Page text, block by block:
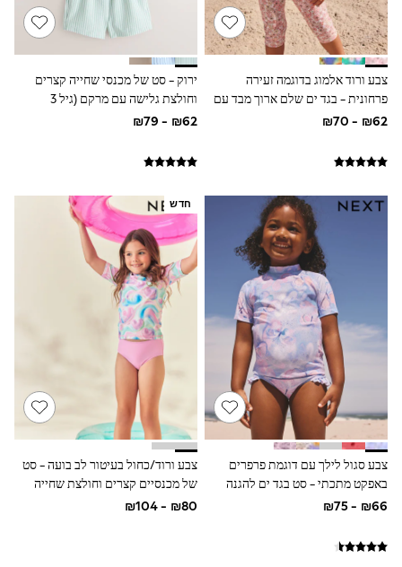
Sets & Outfits
Shirts
Shorts
Sportswear
Suits & Waistcoats
Sweatshirts & Hoodies
Swimwear
Shorts
Sandals & Sliders
Rash Vests
Sun Safe Swimwear
Sun Hats & Caps
Shop All Footwear
Boots
School Shoes
Slippers
Sneakers & Pumps
Wide Fit
Fleeces
Gilets
Hooded
Parkas
Puffers
Raincoats
Shackets
T-Shirts
צבע ורוד אלמוג בדוגמה זעירה
פרחונית - בגד ים שלם ארוך מבד עם
הגנה מפני השמש (3חודשים-7שנים)
ירוק - סט של מכנסי שחייה קצרים
וחולצת גלישה עם מרקם (גיל 3
חודשים עד 7 שנים)
צבע סגול לילך עם דוגמת פרפרים
באפקט מתכתי - סט בגד ים להגנה
חדש
צבע ורוד/כחול בעיטור לב בועה - סט
של מכנסיים קצרים וחולצת שחייה
באפקט הגנה מהשמש עם שרוולים